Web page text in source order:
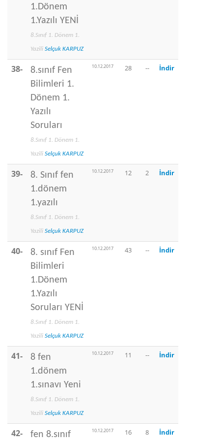
1.Dönem
1.Yazılı YENİ
8.Sınıf 1. Dönem 1.
Yazili Selçuk KARPUZ
38-
8.sınıf Fen
Bilimleri 1.
Dönem 1.
Yazılı
Soruları
8.Sınıf 1. Dönem 1.
Yazili Selçuk KARPUZ
10.12.2017 28 -- İndir
39-
8. Sınıf fen
1.dönem
1.yazılı
8.Sınıf 1. Dönem 1.
Yazili Selçuk KARPUZ
10.12.2017 12 2 İndir
40-
8. sınıf Fen
Bilimleri
1.Dönem
1.Yazılı
Soruları YENİ
8.Sınıf 1. Dönem 1.
Yazili Selçuk KARPUZ
10.12.2017 43 -- İndir
41-
8 fen
1.dönem
1.sınavı Yeni
8.Sınıf 1. Dönem 1.
Yazili Selçuk KARPUZ
10.12.2017 11 -- İndir
42-
fen 8.sınıf
10.12.2017 16 8 İndir